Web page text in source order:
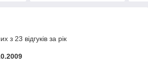
з 23 відгуків за рік